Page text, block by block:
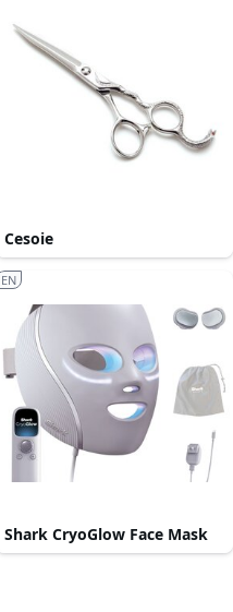
Cesoie
Shark CryoGlow Face Mask
EN